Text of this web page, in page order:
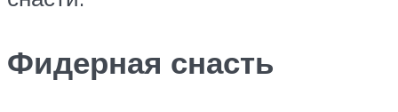
Фидерная снасть